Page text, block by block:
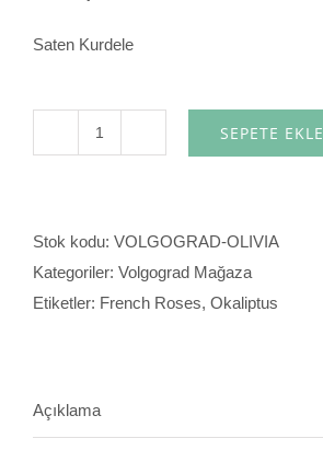
Saten Kurdele
SEPETE EKLE
Stok kodu: VOLGOGRAD-OLIVIA
Kategoriler: Volgograd Mağaza
Etiketler: French Roses, Okaliptus
Açıklama